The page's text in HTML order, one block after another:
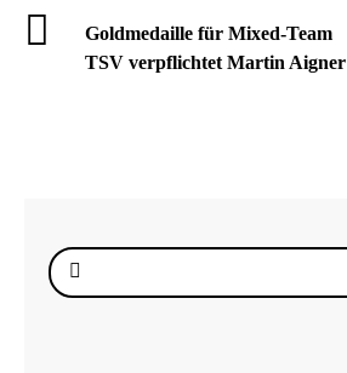
Goldmedaille für Mixed-Team
TSV verpflichtet Martin Aigner
Suche
nach: